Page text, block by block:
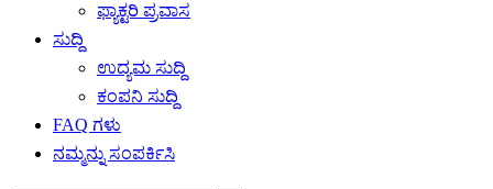
ಫ್ಯಾಕ್ಟರಿ ಪ್ರವಾಸ
ಸುದ್ದಿ
ಉದ್ಯಮ ಸುದ್ದಿ
ಕಂಪನಿ ಸುದ್ದಿ
FAQ ಗಳು
ನಮ್ಮನ್ನು ಸಂಪರ್ಕಿಸಿ